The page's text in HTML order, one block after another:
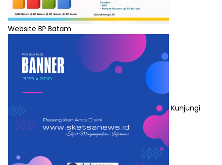
Website BP Batam
Kunjungi